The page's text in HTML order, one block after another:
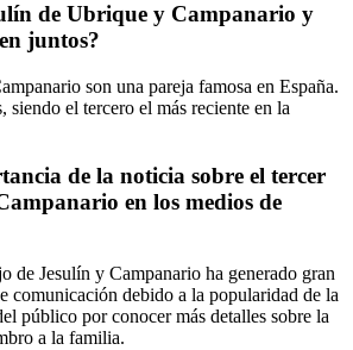
de Ubrique y Campanario y
juntos?
son una pareja famosa en España.
siendo el tercero el más reciente en la
de la noticia sobre el tercer
en los medios de
de Jesulín y Campanario ha generado gran
comunicación debido a la popularidad de la
público por conocer más detalles sobre la
a la familia.